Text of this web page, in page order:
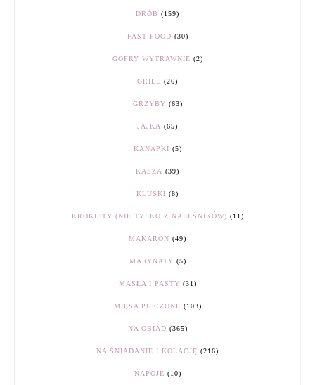
DRÓB (159)
FAST FOOD (30)
GOFRY WYTRAWNIE (2)
GRILL (26)
GRZYBY (63)
JAJKA (65)
KANAPKI (5)
KASZA (39)
KLUSKI (8)
KROKIETY (NIE TYLKO Z NALEŚNIKÓW) (11)
MAKARON (49)
MARYNATY (5)
MASŁA I PASTY (31)
MIĘSA PIECZONE (103)
NA OBIAD (365)
NA ŚNIADANIE I KOLACJĘ (216)
NAPOJE (10)